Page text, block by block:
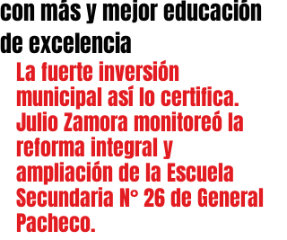
con más y mejor educación
de excelencia
La fuerte inversión
municipal así lo certifica.
Julio Zamora monitoreó la
reforma integral y
ampliación de la Escuela
Secundaria N° 26 de General
Pacheco.